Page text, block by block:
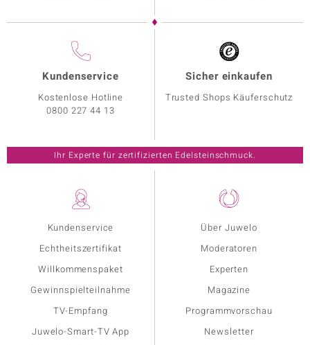
Kundenservice
Echtheitszertifikat
Willkommenspaket
Gewinnspielteilnahme
TV-Empfang
Juwelo-Smart-TV App
Über Juwelo
Moderatoren
Experten
Magazine
Programmvorschau
Newsletter
Kundenservice
Kostenlose Hotline
0800 227 44 13
Sicher einkaufen
Trusted Shops Käuferschutz
Ihr Experte für zertifizierten Edelsteinschmuck.